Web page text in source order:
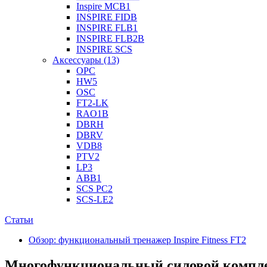
Inspire MCB1
INSPIRE FIDB
INSPIRE FLB1
INSPIRE FLB2B
INSPIRE SCS
Аксессуары (13)
OPC
HW5
OSC
FT2-LK
RAO1B
DBRH
DBRV
VDB8
PTV2
LP3
ABB1
SCS PC2
SCS-LE2
Статьи
Обзор: функциональный тренажер Inspire Fitness FT2